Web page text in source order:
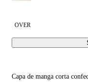
OVER
Capa de manga corta